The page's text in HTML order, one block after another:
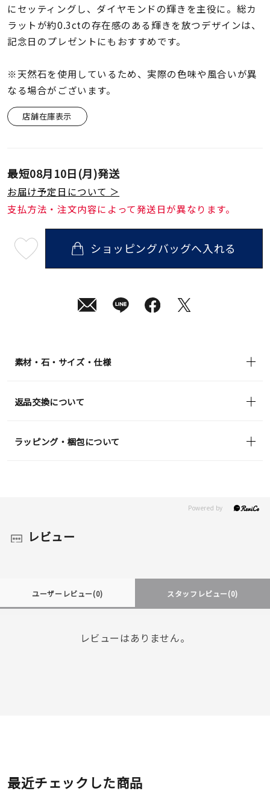
コレクション
レディース
リングサイズ
～
メンズ
価格
にセッティングし、ダイヤモンドの輝きを主役に。総カ
ラットが約0.3ctの存在感のある輝きを放つデザインは、
記念日のプレゼントにもおすすめです。
※天然石を使用しているため、実際の色味や風合いが異
なる場合がございます。
店舗在庫表示
最短08月10日(月)発送
お届け予定日について ＞
支払方法・注文内容によって発送日が異なります。
08
ショッピングバッグへ入れる
素材・石・サイズ・仕様
返品交換について
ラッピング・梱包について
レビュー
ユーザーレビュー(0) スタッフレビュー(0)
レビューはありません。
最近チェックした商品